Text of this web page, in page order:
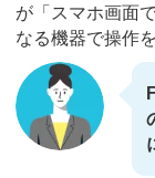
が「スマホ画面
なる機器で操作